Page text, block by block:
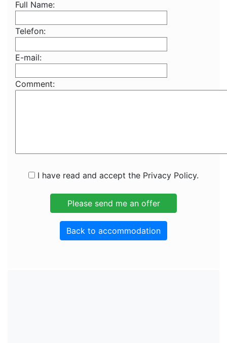
Full Name:
Telefon:
E-mail:
Comment:
I have read and accept the Privacy Policy.
Back to accommodation